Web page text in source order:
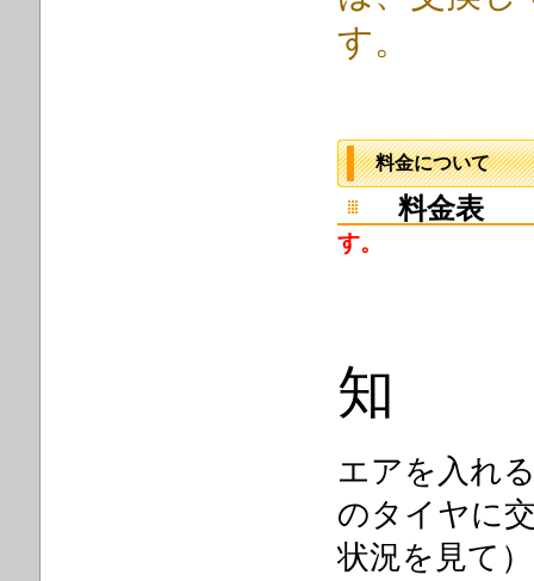
す。
料金について
料金表
す。
知
エアを入れ
のタイヤに
状況を見て